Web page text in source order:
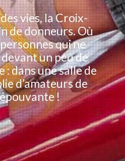
vies, la Croix-
de donneurs. Où
qui ne
un peu de
: dans une salle de
d’amateurs de
!